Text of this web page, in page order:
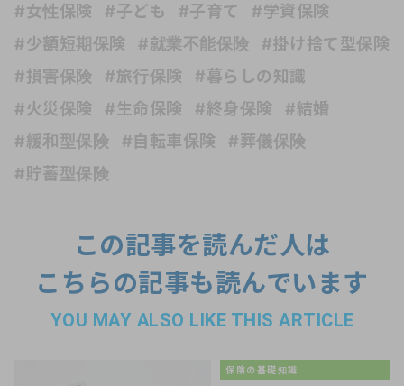
#女性保険
#子ども #子育て
#学資保険
#少額短期保険
#就業不能保険
#掛け捨て型保険
#損害保険
#旅行保険
#暮らしの知識
#火災保険
#生命保険 #終身保険
#結婚
#緩和型保険
#自転車保険
#葬儀保険
#貯蓄型保険
この記事を読んだ人は
こちらの記事も読んでいます
YOU MAY ALSO LIKE THIS ARTICLE
保険の基礎知識